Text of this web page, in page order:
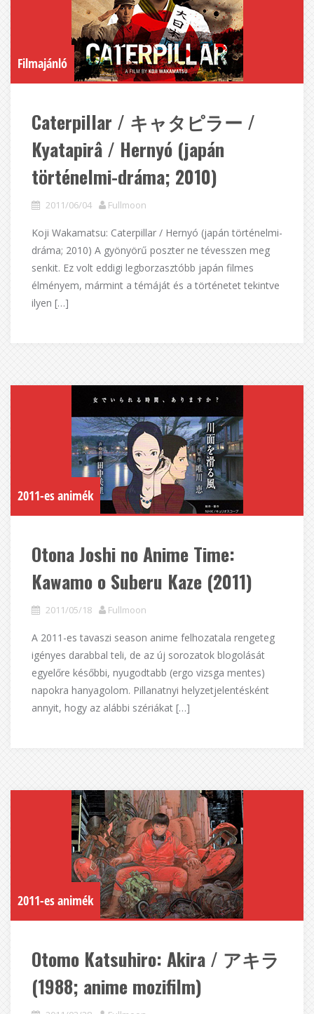
Filmajánló
Caterpillar / キャタピラー /
Kyatapirâ / Hernyó (japán
történelmi-dráma; 2010)
2011/06/04 Fullmoon
Koji Wakamatsu: Caterpillar / Hernyó (japán történelmi-
dráma; 2010) A gyönyörű poszter ne tévesszen meg
senkit. Ez volt eddigi legborzasztóbb japán filmes
élményem, mármint a témáját és a történetet tekintve
ilyen […]
2011-es animék
Otona Joshi no Anime Time:
Kawamo o Suberu Kaze (2011)
2011/05/18 Fullmoon
A 2011-es tavaszi season anime felhozatala rengeteg
igényes darabbal teli, de az új sorozatok blogolását
egyelőre későbbi, nyugodtabb (ergo vizsga mentes)
napokra hanyagolom. Pillanatnyi helyzetjelentésként
annyit, hogy az alábbi szériákat […]
2011-es animék
Otomo Katsuhiro: Akira / アキラ
(1988; anime mozifilm)